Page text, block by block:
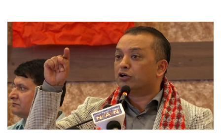
‘आइतबारको अफिस’ को परिचर्चा सम्पन्न